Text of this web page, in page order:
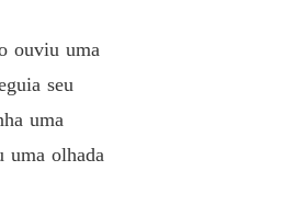
ouviu uma
seu
uma
uma olhada